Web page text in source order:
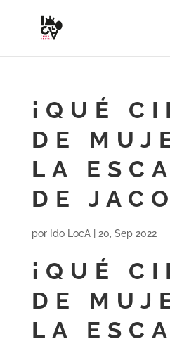
¡QUÉ
DE
LA
DE
por Ido LocA| 20, Sep 2022
¡QUÉ
DE
LA